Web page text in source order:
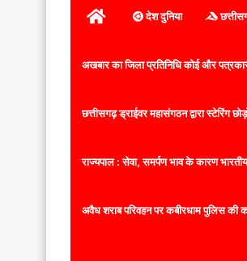
होम देश दुनिया
अखबार का जिला प्रतिनिधि कोई और
छत्तीसगढ़ ड्राईवर महासंगठन द्वारा स्टेरिंग
राज्यपाल : सेवा, समर्पण भाव के कारण
अवैध शराब परिवहन पर कबीरधाम पुलिस की